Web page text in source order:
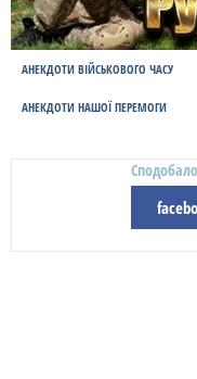
АНЕКДОТИ ВІЙСЬКОВОГО ЧАСУ
АНЕКДОТИ НАШОЇ ПЕРЕМОГИ